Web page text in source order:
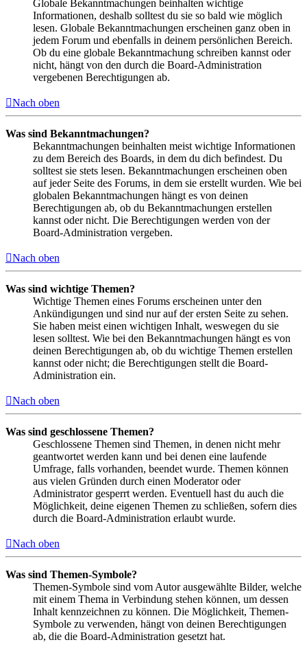
Globale Bekanntmachungen beinhalten wichtige
Informationen, deshalb solltest du sie so bald wie möglich
lesen. Globale Bekanntmachungen erscheinen ganz oben in
jedem Forum und ebenfalls in deinem persönlichen Bereich.
Ob du eine globale Bekanntmachung schreiben kannst oder
nicht, hängt von den durch die Board-Administration
vergebenen Berechtigungen ab.
Nach oben
Was sind Bekanntmachungen?
Bekanntmachungen beinhalten meist wichtige Informationen
zu dem Bereich des Boards, in dem du dich befindest. Du
solltest sie stets lesen. Bekanntmachungen erscheinen oben
auf jeder Seite des Forums, in dem sie erstellt wurden. Wie bei
globalen Bekanntmachungen hängt es von deinen
Berechtigungen ab, ob du Bekanntmachungen erstellen
kannst oder nicht. Die Berechtigungen werden von der
Board-Administration vergeben.
Nach oben
Was sind wichtige Themen?
Wichtige Themen eines Forums erscheinen unter den
Ankündigungen und sind nur auf der ersten Seite zu sehen.
Sie haben meist einen wichtigen Inhalt, weswegen du sie
lesen solltest. Wie bei den Bekanntmachungen hängt es von
deinen Berechtigungen ab, ob du wichtige Themen erstellen
kannst oder nicht; die Berechtigungen stellt die Board-
Administration ein.
Nach oben
Was sind geschlossene Themen?
Geschlossene Themen sind Themen, in denen nicht mehr
geantwortet werden kann und bei denen eine laufende
Umfrage, falls vorhanden, beendet wurde. Themen können
aus vielen Gründen durch einen Moderator oder
Administrator gesperrt werden. Eventuell hast du auch die
Möglichkeit, deine eigenen Themen zu schließen, sofern dies
durch die Board-Administration erlaubt wurde.
Nach oben
Was sind Themen-Symbole?
Themen-Symbole sind vom Autor ausgewählte Bilder, welche
mit einem Thema in Verbindung stehen können, um dessen
Inhalt kennzeichnen zu können. Die Möglichkeit, Themen-
Symbole zu verwenden, hängt von deinen Berechtigungen
ab, die die Board-Administration gesetzt hat.